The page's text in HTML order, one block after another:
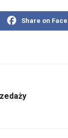
Share on